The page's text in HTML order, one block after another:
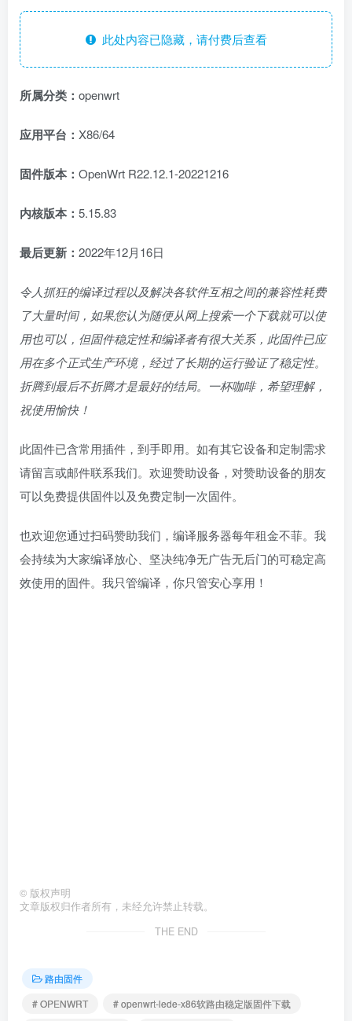
此处内容已隐藏，请付费后查看
所属分类： openwrt
应用平台： X86/64
固件版本： OpenWrt R22.12.1-20221216
内核版本： 5.15.83
最后更新： 2022年12月16日
令人抓狂的编译过程以及解决各软件互相之间的兼容性耗费
了大量时间，如果您认为随便从网上搜索一个下载就可以使
用也可以，但固件稳定性和编译者有很大关系，此固件已应
用在多个正式生产环境，经过了长期的运行验证了稳定性。
折腾到最后不折腾才是最好的结局。一杯咖啡，希望理解，
祝使用愉快！
此固件已含常用插件，到手即用。如有其它设备和定制需求
请留言或邮件联系我们。欢迎赞助设备，对赞助设备的朋友
可以免费提供固件以及免费定制一次固件。
也欢迎您通过扫码赞助我们，编译服务器每年租金不菲。我
会持续为大家编译放心、坚决纯净无广告无后门的可稳定高
效使用的固件。我只管编译，你只管安心享用！
© 版权声明
文章版权归作者所有，未经允许禁止转载。
THE END
路由固件
# OPENWRT
# openwrt-lede-x86软路由稳定版固件下载